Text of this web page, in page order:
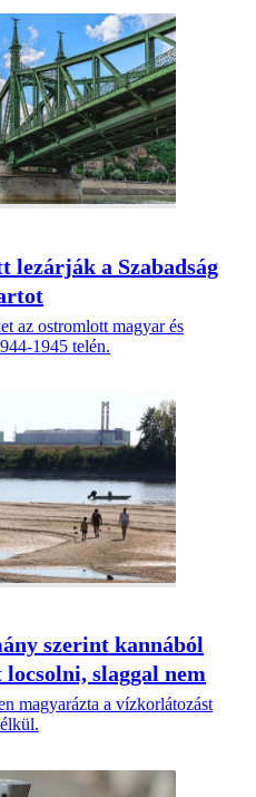
lezárják a Szabadság
az ostromlott magyar és
1945 telén.
szerint kannából
slaggal nem
magyarázta a vízkorlátozást